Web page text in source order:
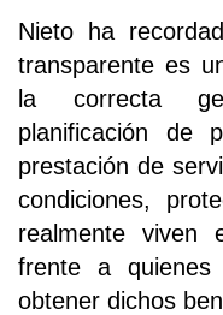
Nieto ha
transparente es
la correcta
planificación de
prestación de
condiciones,
realmente viven
frente a
obtener dichos